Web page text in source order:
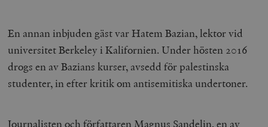
En annan inbjuden gäst var Hatem Bazian, lektor vid
universitet Berkeley i Kalifornien. Under hösten 2016
drogs en av Bazians kurser, avsedd för palestinska
studenter, in efter kritik om antisemitiska undertoner.
Journalisten och författaren Magnus Sandelin, en av